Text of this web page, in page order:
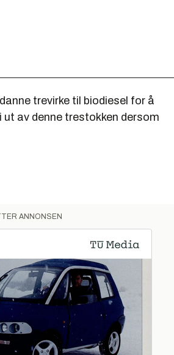
trevirke til biodiesel for å
ut av denne trestokken dersom
ANNONSEN